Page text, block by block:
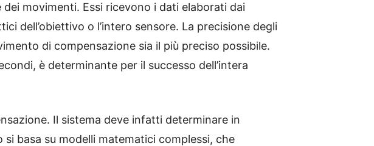
movimenti. Essi ricevono i dati elaborati dai
dell’obiettivo o l’intero sensore. La precisione degli
di compensazione sia il più preciso possibile.
è determinante per il successo dell’intera
Il sistema deve infatti determinare in
basa su modelli matematici complessi, che